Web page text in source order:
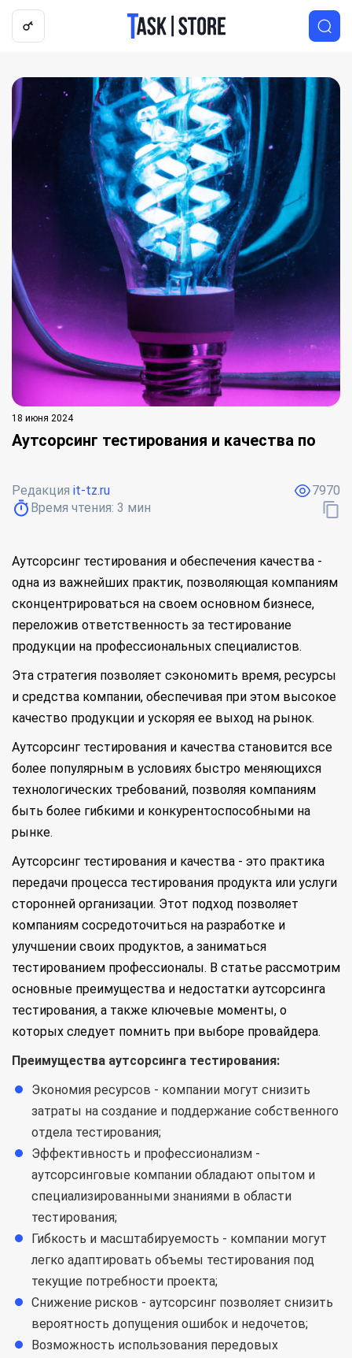
Логотип
18 июня 2024
Аутсорсинг тестирования и качества по
Редакция it-tz.ru
Время чтения: 3 мин
7970
Аутсорсинг тестирования и обеспечения качества -
одна из важнейших практик, позволяющая компаниям
сконцентрироваться на своем основном бизнесе,
переложив ответственность за тестирование
продукции на профессиональных специалистов.
Эта стратегия позволяет сэкономить время, ресурсы
и средства компании, обеспечивая при этом высокое
качество продукции и ускоряя ее выход на рынок.
Аутсорсинг тестирования и качества становится все
более популярным в условиях быстро меняющихся
технологических требований, позволяя компаниям
быть более гибкими и конкурентоспособными на
рынке.
Аутсорсинг тестирования и качества - это практика
передачи процесса тестирования продукта или услуги
сторонней организации. Этот подход позволяет
компаниям сосредоточиться на разработке и
улучшении своих продуктов, а заниматься
тестированием профессионалы. В статье рассмотрим
основные преимущества и недостатки аутсорсинга
тестирования, а также ключевые моменты, о
которых следует помнить при выборе провайдера.
Преимущества аутсорсинга тестирования:
Экономия ресурсов - компании могут снизить
затраты на создание и поддержание собственного
отдела тестирования;
Эффективность и профессионализм -
аутсорсинговые компании обладают опытом и
специализированными знаниями в области
тестирования;
Гибкость и масштабируемость - компании могут
легко адаптировать объемы тестирования под
текущие потребности проекта;
Снижение рисков - аутсорсинг позволяет снизить
вероятность допущения ошибок и недочетов;
Возможность использования передовых